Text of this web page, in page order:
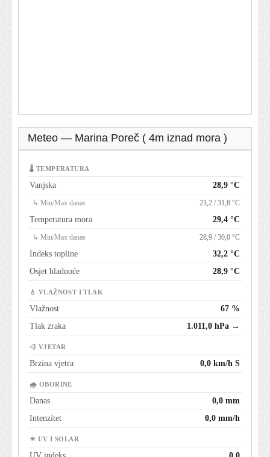
Meteo — Marina Poreč ( 4m iznad mora )
🌡 TEMPERATURA
Vanjska 28,9 °C
↳ Min/Max danas 23,2 / 31,8 °C
Temperatura mora 29,4 °C
↳ Min/Max danas 28,9 / 30,0 °C
Indeks topline
32,2 °C
Osjet hladnoće
28,9 °C
💧 VLAŽNOST I TLAK
Vlažnost
67 %
Tlak zraka
1.011,0 hPa →
💨 VJETAR
Brzina vjetra 0,0 km/h S
🌧 OBORINE
Danas
0,0 mm
Intenzitet
0,0 mm/h
☀ UV I SOLAR